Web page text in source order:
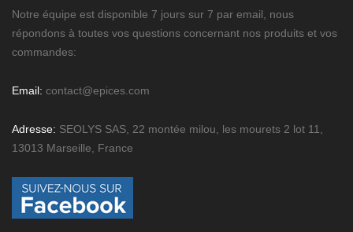
Notre équipe est disponible 7 jours sur 7 par email, nous
répondons à toutes vos questions concernant nos produits et vos
commandes:
Email: contact@epices.com
Adresse: SEOLYS SAS, 22 montée milou, les mourets 2 lot 11,
13013 Marseille, France